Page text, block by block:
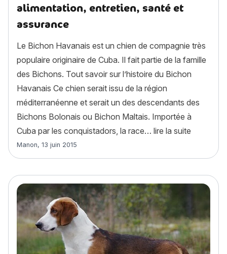
alimentation, entretien, santé et
assurance
Le Bichon Havanais est un chien de compagnie très
populaire originaire de Cuba. Il fait partie de la famille
des Bichons. Tout savoir sur l’histoire du Bichon
Havanais Ce chien serait issu de la région
méditerranéenne et serait un des descendants des
Bichons Bolonais ou Bichon Maltais. Importée à
Cuba par les conquistadors, la race… lire la suite
Article rédigé par
Manon, 13 juin 2015